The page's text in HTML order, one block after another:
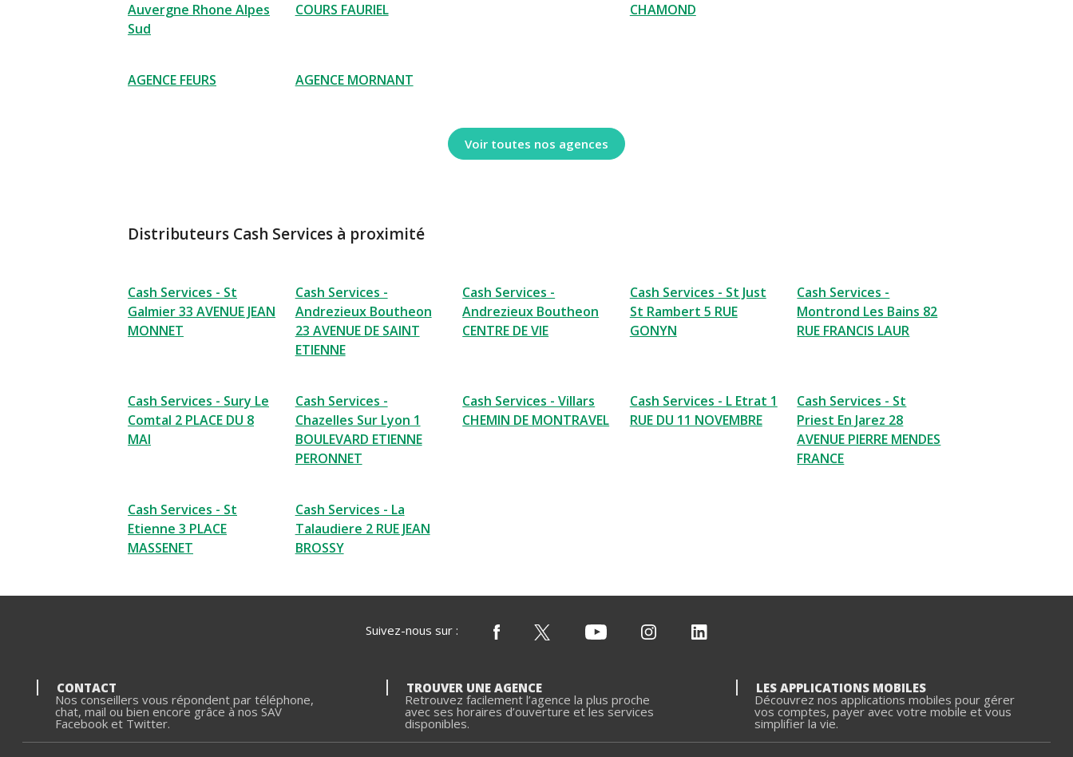
Auvergne Rhone Alpes
Sud
COURS FAURIEL
CHAMOND
AGENCE FEURS AGENCE MORNANT
Voir toutes nos agences
Distributeurs Cash Services à proximité
Cash Services - St
Galmier 33 AVENUE JEAN
MONNET
Cash Services -
Andrezieux Boutheon
23 AVENUE DE SAINT
ETIENNE
Cash Services -
Andrezieux Boutheon
CENTRE DE VIE
Cash Services - St Just
St Rambert 5 RUE
GONYN
Cash Services -
Montrond Les Bains 82
RUE FRANCIS LAUR
Cash Services - Sury Le
Comtal 2 PLACE DU 8
MAI
Cash Services -
Chazelles Sur Lyon 1
BOULEVARD ETIENNE
PERONNET
Cash Services - Villars
CHEMIN DE MONTRAVEL
Cash Services - L Etrat 1
RUE DU 11 NOVEMBRE
Cash Services - St
Priest En Jarez 28
AVENUE PIERRE MENDES
FRANCE
Cash Services - St
Etienne 3 PLACE
MASSENET
Cash Services - La
Talaudiere 2 RUE JEAN
BROSSY
Suivez-nous sur :
CONTACT
Nos conseillers vous répondent par téléphone,
chat, mail ou bien encore grâce à nos SAV
Facebook et Twitter.
TROUVER UNE AGENCE
Retrouvez facilement l’agence la plus proche
avec ses horaires d’ouverture et les services
disponibles.
LES APPLICATIONS MOBILES
Découvrez nos applications mobiles pour gérer
vos comptes, payer avec votre mobile et vous
simplifier la vie.